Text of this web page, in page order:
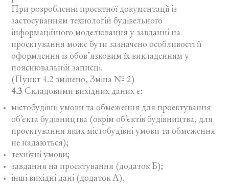
При розробленні проектної документації із
застосуванням технологій будівельного
інформаційного моделювання у завданні на
проектування може бути зазначено особливості її
оформлення із обов’язковим їх викладенням у
пояснювальній записці.
(Пункт 4.2 змінено, Зміна № 2)
4.3 Складовими вихідних даних є:
містобудівні умови та обмеження для проектування
об’єкта будівництва (окрім об’єктів будівництва, для
проектування яких містобудівні умови та обмеження
не надаються);
технічні умови;
завдання на проектування (додаток Б);
інші вихідні дані (додаток А).